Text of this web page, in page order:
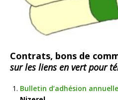
Contrats, bons de
sur les liens en vert pour
Bulletin d’adhésion annuelle